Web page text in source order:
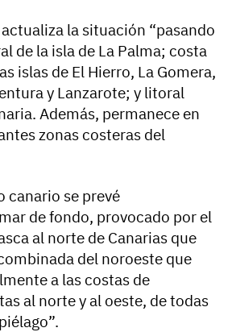
actualiza la situación “pasando
de la isla de La Palma; costa
islas de El Hierro, La Gomera,
y Lanzarote; y litoral
Además, permanece en
zonas costeras del
canario se prevé
de fondo, provocado por el
al norte de Canarias que
del noroeste que
a las costas de
al norte y al oeste, de todas